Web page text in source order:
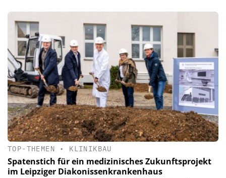
TOP-THEMEN • KLINIKBAU
Spatenstich für ein medizinisches Zukunftsprojekt
im Leipziger Diakonissenkrankenhaus